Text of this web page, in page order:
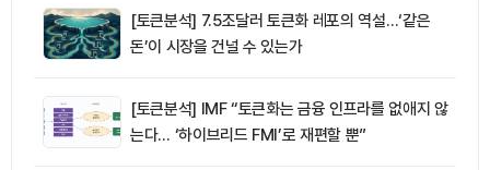
[토큰분석] 7.5조달러 토큰화 레포의 역설…‘같은
돈’이 시장을 건널 수 있는가
[토큰분석] IMF “토큰화는 금융 인프라를 없애지 않
는다… ‘하이브리드 FMI’로 재편할 뿐”